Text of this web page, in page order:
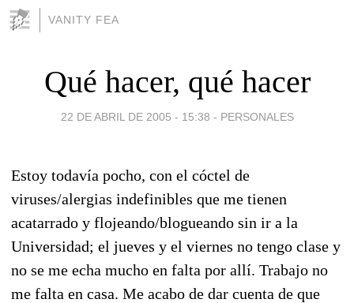
VANITY FEA
Qué hacer, qué hacer
22 DE ABRIL DE 2005 - 15:38 - PERSONALES
Estoy todavía pocho, con el cóctel de
viruses/alergias indefinibles que me tienen
acatarrado y flojeando/blogueando sin ir a la
Universidad; el jueves y el viernes no tengo clase y
no se me echa mucho en falta por allí. Trabajo no
me falta en casa. Me acabo de dar cuenta de que